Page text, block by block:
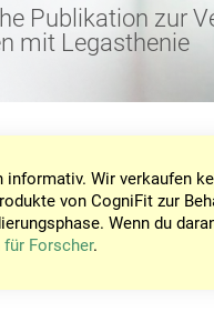
Publikation zur
mit Legasthenie
informativ. Wir verkaufen
von CogniFit zur
Wenn du
Forscher.